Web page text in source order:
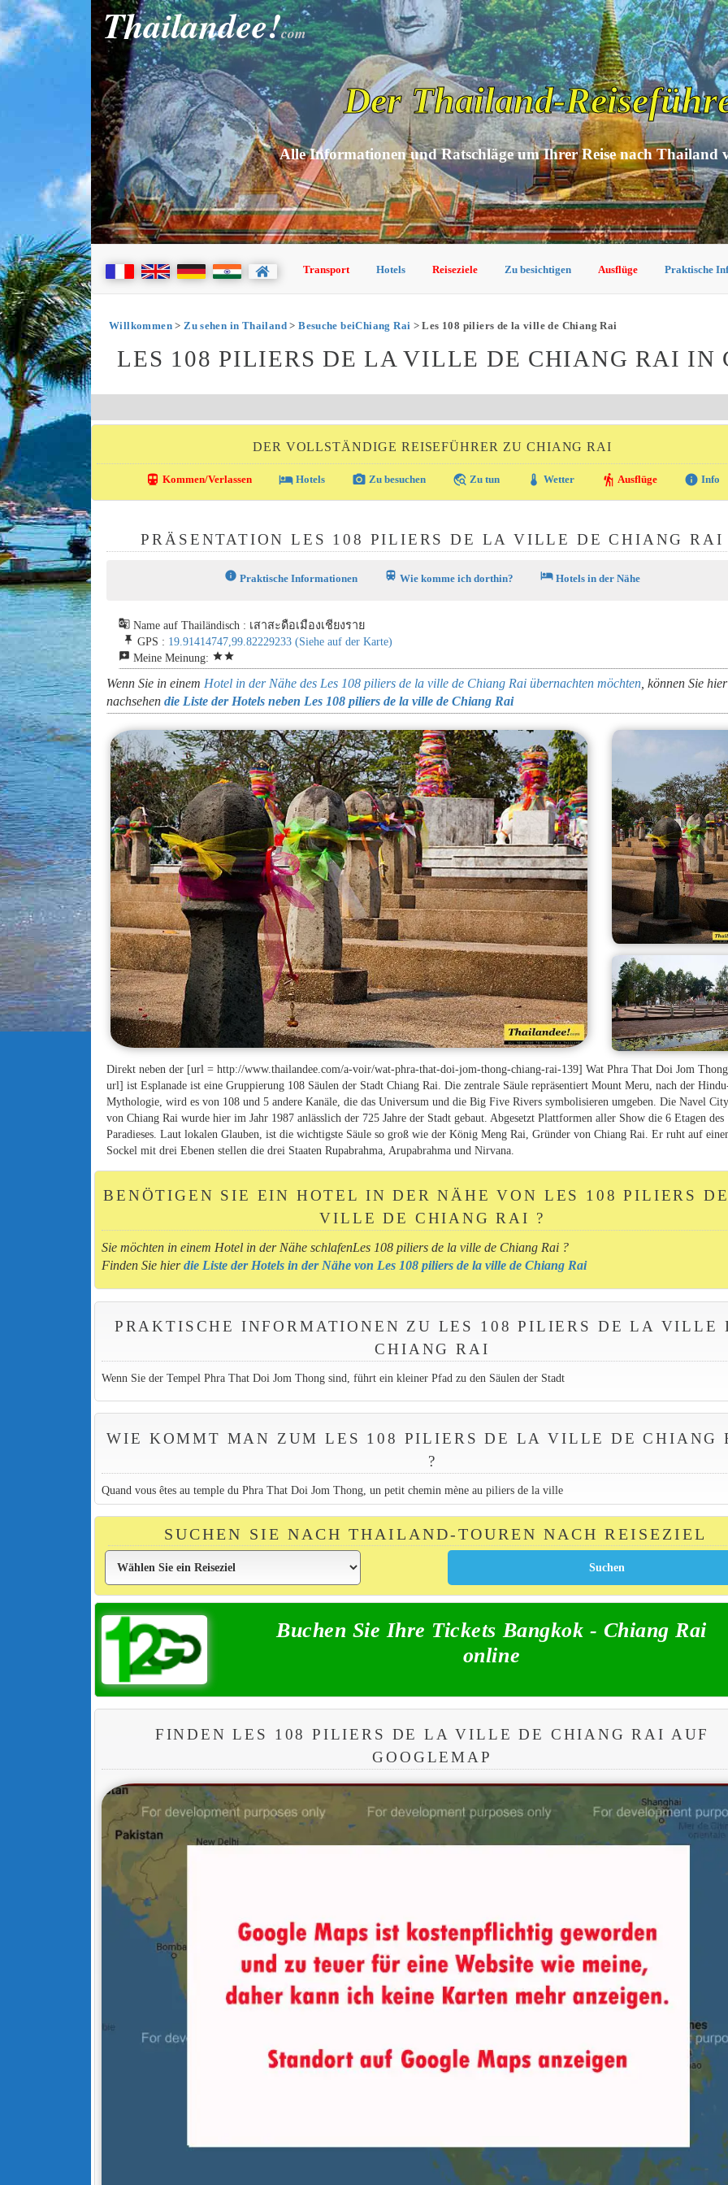
Thailandee!com
Der Thailand-
Alle Informationen und Ratschläge um Ihrer Reise nach Thailand
Transport Hotels Reiseziele Zu besichtigen Ausflüge Praktische
Willkommen>Zu sehen in Thailand>Besuche beiChiang Rai > Les 108 piliers de la ville de Chiang Rai
LES 108 PILIERS DE LA VILLE DE CHIANG RAI IN
DER VOLLSTÄNDIGE REISEFÜHRER ZU CHIANG RAI
directions_transit Kommen/Verlassen local_hotelHotels photo_camera Zu besuchen travel_explore Zu tun thermostat Wetter hiking Ausflüge info Info
PRÄSENTATION LES 108 PILIERS DE LA VILLE DE CHIANG RAI
info Praktische Informationen train Wie komme ich dorthin? hotel Hotels in der Nähe
g_translate Name auf Thailändisch : เสาสะดือเมืองเชียงราย
push_pin GPS : 19.91414747,99.82229233 (Siehe auf der Karte)
reviews Meine Meinung: starstar
Wenn Sie in einem Hotel in der Nähe des Les 108 piliers de la ville de Chiang Rai übernachten möchten , können Sie hier
nachsehendie Liste der Hotels neben Les 108 piliers de la ville de Chiang Rai
Direkt neben der [url = http://www.thailandee.com/a-voir/wat-phra-that-doi-jom-thong-chiang-rai-139] Wat Phra That Doi Jom
url] ist Esplanade ist eine Gruppierung 108 Säulen der Stadt Chiang Rai. Die zentrale Säule repräsentiert Mount Meru, nach der
Mythologie, wird es von 108 und 5 andere Kanäle, die das Universum und die Big Five Rivers symbolisieren umgeben. Die Navel
von Chiang Rai wurde hier im Jahr 1987 anlässlich der 725 Jahre der Stadt gebaut. Abgesetzt Plattformen aller Show die 6 Etagen des
Paradieses. Laut lokalen Glauben, ist die wichtigste Säule so groß wie der König Meng Rai, Gründer von Chiang Rai. Er ruht auf
Sockel mit drei Ebenen stellen die drei Staaten Rupabrahma, Arupabrahma und Nirvana.
BENÖTIGEN SIE EIN HOTEL IN DER NÄHE VON LES 108 PILIERS
VILLE DE CHIANG RAI ?
Sie möchten in einem Hotel in der Nähe schlafenLes 108 piliers de la ville de Chiang Rai ?
Finden Sie hierdie Liste der Hotels in der Nähe von Les 108 piliers de la ville de Chiang Rai
PRAKTISCHE INFORMATIONEN ZU LES 108 PILIERS DE LA VILLE
CHIANG RAI
Wenn Sie der Tempel Phra That Doi Jom Thong sind, führt ein kleiner Pfad zu den Säulen der Stadt
WIE KOMMT MAN ZUM LES 108 PILIERS DE LA VILLE DE CHIANG
?
Quand vous êtes au temple du Phra That Doi Jom Thong, un petit chemin mène au piliers de la ville
SUCHEN SIE NACH THAILAND-TOUREN NACH REISEZIEL
Buchen Sie Ihre Tickets Bangkok - Chiang Rai
online
FINDEN LES 108 PILIERS DE LA VILLE DE CHIANG RAI AUF
GOOGLEMAP